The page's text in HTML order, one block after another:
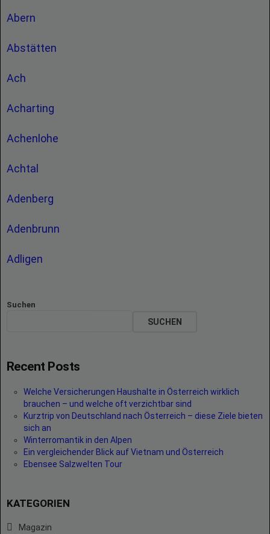
Abern
Abstätten
Ach
Acharting
Achenlohe
Achtal
Adenberg
Adenbrunn
Adligen
Suchen
SUCHEN
Recent Posts
Welche Versicherungen Haushalte in Österreich wirklich
brauchen – und welche oft verzichtbar sind
Kurztrip von Deutschland nach Österreich – diese Ziele bieten
sich an
Winterromantik in den Alpen
Ein vergleichender Blick auf Vietnam und Österreich
Ebensee Salzwelten Tour
KATEGORIEN
Magazin